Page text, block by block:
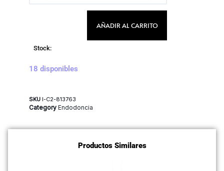
AÑADIR AL CARRITO
Stock:
18 disponibles
SKU I-C2-813763
Category Endodoncia
Productos Similares